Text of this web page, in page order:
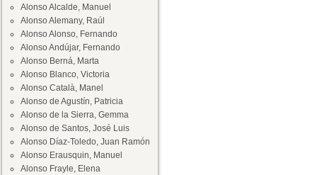
Alonso Alcalde, Manuel
Alonso Alemany, Raúl
Alonso Alonso, Fernando
Alonso Andújar, Fernando
Alonso Berná, Marta
Alonso Blanco, Victoria
Alonso Català, Manel
Alonso de Agustín, Patricia
Alonso de la Sierra, Gemma
Alonso de Santos, José Luis
Alonso Díaz-Toledo, Juan Ramón
Alonso Erausquin, Manuel
Alonso Frayle, Elena